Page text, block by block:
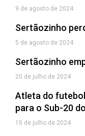
9 de agosto de 2024
Sertãozinho
5 de agosto de 2024
Sertãozinho
20 de julho de 2024
Atleta do
para o Sub-20
15 de julho de 2024